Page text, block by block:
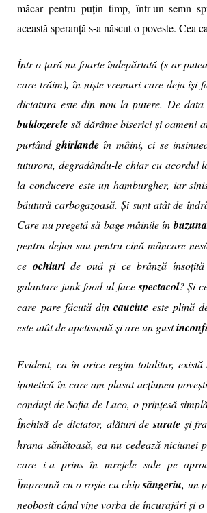
măcar pentru puțin timp, într-un semn
această speranță s-a născut o poveste. Cea
Într-o țară nu foarte îndepărtată (s-ar
care trăim), în niște vremuri care deja își
dictatura este din nou la putere. De
buldozerelesă dărâme biserici și oameni
purtând ghirlandeîn mâini,ci se
tuturora, degradându-le chiar cu acordul
la conducere este un hamburgher, iar
băutură carbogazoasă. Și sunt atât de
Care nu pregetă să bage mâinile în
pentru dejun sau pentru cină mâncare
ce ochiuride ouă și ce brânză
galantare junk food-ul facespectacol? Și
care pare făcută din cauciuceste plină
este atât de apetisantă și are un gust
Evident, ca în orice regim totalitar,
ipotetică în care am plasat acțiunea
conduși de Sofia de Laco, o prințesă
Închisă de dictator, alături desurate și
hrana sănătoasă, ea nu cedează niciunei
care i-a prins în mrejele sale pe
Împreună cu o roșie cu chipsângeriu, un
neobosit când vine vorba de încurajări și